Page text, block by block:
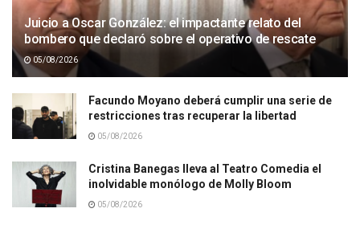
Juicio a Oscar González: el impactante relato del
bombero que declaró sobre el operativo de rescate
05/08/2026
Facundo Moyano deberá cumplir una serie de
restricciones tras recuperar la libertad
05/08/2026
Cristina Banegas lleva al Teatro Comedia el
inolvidable monólogo de Molly Bloom
05/08/2026